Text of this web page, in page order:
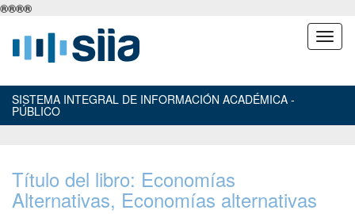
®®®®
SISTEMA INTEGRAL DE INFORMACIÓN ACADÉMICA -
PÚBLICO
Título del libro: Economías
Alternativas, Economías alternativas